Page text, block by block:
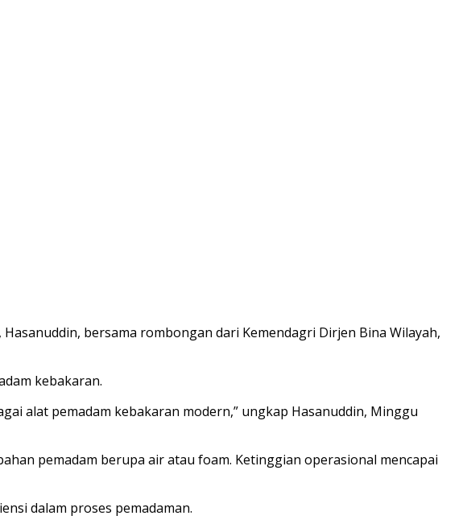
Hasanuddin, bersama rombongan dari Kemendagri Dirjen Bina Wilayah,
kebakaran.
alat pemadam kebakaran modern,” ungkap Hasanuddin, Minggu
pemadam berupa air atau foam. Ketinggian operasional mencapai
dalam proses pemadaman.